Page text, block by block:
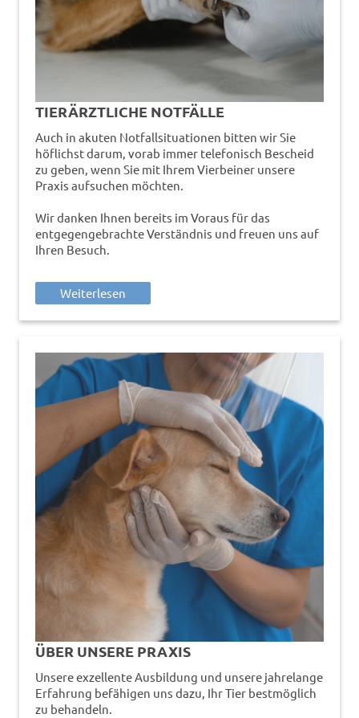
TIERÄRZTLICHE NOTFÄLLE
Auch in akuten Notfallsituationen bitten wir Sie
höflichst darum, vorab immer telefonisch Bescheid
zu geben, wenn Sie mit Ihrem Vierbeiner unsere
Praxis aufsuchen möchten.
Wir danken Ihnen bereits im Voraus für das
entgegengebrachte Verständnis und freuen uns auf
Ihren Besuch.
Weiterlesen
ÜBER UNSERE PRAXIS
Unsere exzellente Ausbildung und unsere jahrelange
Erfahrung befähigen uns dazu, Ihr Tier bestmöglich
zu behandeln.